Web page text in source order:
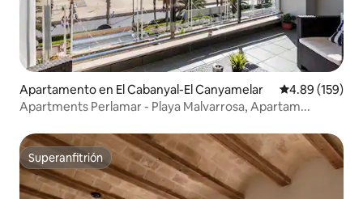
Apartamento en El Cabanyal-El Canyamelar Calificación
4.89 (159)
Apartments Perlamar - Playa Malvarrosa, Apartam...
Superanfitrión
Superanfitrión